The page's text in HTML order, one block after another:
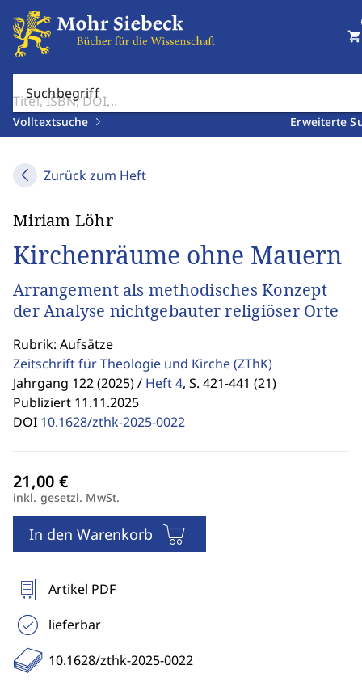
Suchbegriff
Volltextsuche Erweiterte
shopping_cart
Zurück zum Heft
Miriam Löhr
Kirchenräume ohne Mauern
Arrangement als methodisches Konzept
der Analyse nichtgebauter religiöser Orte
Rubrik: Aufsätze
Zeitschrift für Theologie und Kirche(ZThK)
Jahrgang 122 (2025) / Heft 4, S. 421-441 (21)
Publiziert 11.11.2025
DOI 10.1628/zthk-2025-0022
inkl. gesetzl. MwSt.
In den Warenkorb
Artikel PDF
lieferbar
10.1628/zthk-2025-0022